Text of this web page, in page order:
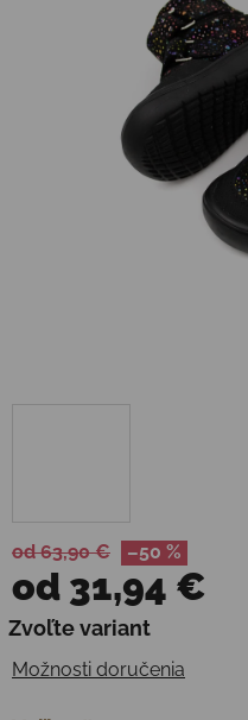
od 63,90 € –50 %
od 31,94 €
Jednotková cena:
Zvoľte variant
Možnosti doručenia